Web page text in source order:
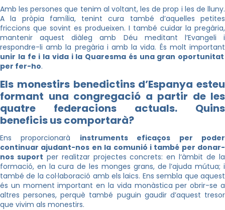
Amb les persones que tenim al voltant, les de prop i les de lluny.
A la pròpia família, tenint cura també d’aquelles petites
friccions que sovint es produeixen. I també cuidar la pregària,
mantenir aquest diàleg amb Déu meditant l’Evangeli i
respondre-li amb la pregària i amb la vida. És molt important
unir la fe i la vida i la Quaresma és una gran oportunitat
per fer-ho.
Els monestirs benedictins d’Espanya esteu
formant una congregació a partir de les
quatre federacions actuals. Quins
beneficis us comportarà?
Ens proporcionarà instruments eficaços per poder
continuar ajudant-nos en la comunió i també per donar-
nos suport per realitzar projectes concrets: en l‘àmbit de la
formació, en la cura de les monges grans, de l’ajuda mútua; i
també de la col·laboració amb els laics. Ens sembla que aquest
és un moment important en la vida monàstica per obrir-se a
altres persones, perquè també puguin gaudir d’aquest tresor
que vivim als monestirs.